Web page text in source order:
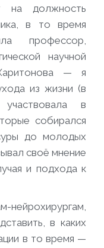
должность
в то время
профессор,
научной
— я
из жизни (в
в
собирался
до молодых
своё мнение
и подхода к
в каких
в то время —